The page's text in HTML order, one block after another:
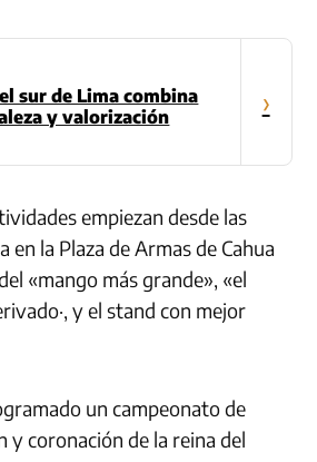
sur de Lima combina
y valorización
›
empiezan desde las
en la Plaza de Armas de Cahua
«mango más grande», «el
y el stand con mejor
un campeonato de
y coronación de la reina del